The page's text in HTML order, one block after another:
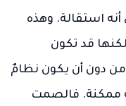
استقالة. وهذه
قد تكون
دون أن يكون نظامٌ
ممكنة. فالصمت